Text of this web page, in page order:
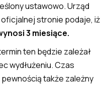
ustawowo. Urząd
stronie podaje, iż
3 miesiące.
ten będzie zależał
wydłużeniu. Czas
także zależny